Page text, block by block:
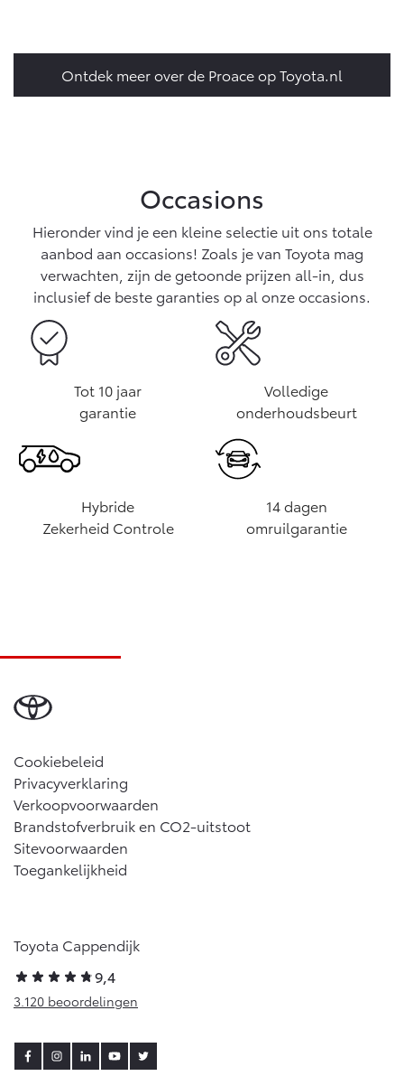
Ontdek meer over de Proace op Toyota.nl
Occasions
Hieronder vind je een kleine selectie uit ons totale
aanbod aan occasions! Zoals je van Toyota mag
verwachten, zijn de getoonde prijzen all-in, dus
inclusief de beste garanties op al onze occasions.
Tot 10 jaar
garantie
Volledige
onderhoudsbeurt
Hybride
Zekerheid Controle
14 dagen
omruilgarantie
Cookiebeleid
Privacyverklaring
Verkoopvoorwaarden
Brandstofverbruik en CO2-uitstoot
Sitevoorwaarden
Toegankelijkheid
Toyota Cappendijk
9,4
3.120 beoordelingen